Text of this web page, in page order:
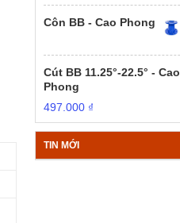
Côn BB - Cao Phong
Cút BB 11.25°-22.5° - Cao
Phong
497.000 ₫
TIN MỚI